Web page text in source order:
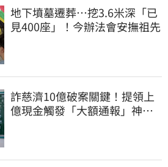
地下墳墓遷葬…挖3.6米深「已
見400座」！今辦法會安撫祖先
詐慈濟10億破案關鍵！提領上
億現金觸發「大額通報」神鬼